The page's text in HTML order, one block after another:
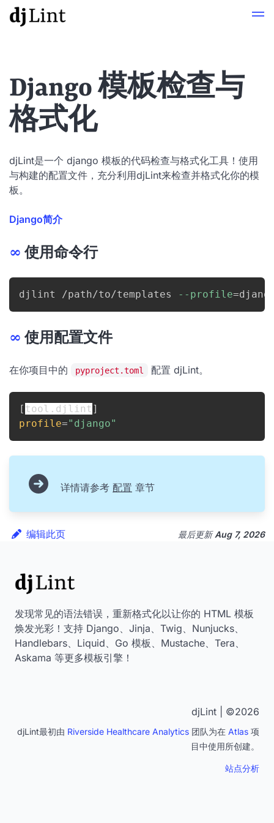
Django 模板检查与
格式化
djLint是一个 django 模板的代码检查与格式化工具！使用
与构建的配置文件，充分利用djLint来检查并格式化你的模
板。
Django简介
∞ 使用命令行
djlint /path/to/templates --profile=
∞ 使用配置文件
在你项目中的 pyproject.toml 配置 djLint。
[ tool.djlint ]
profile="django"
详情请参考 配置 章节
编辑此页 最后更新Aug 7, 2026
发现常见的语法错误，重新格式化以让你的 HTML 模板
焕发光彩！支持 Django、Jinja、Twig、Nunjucks、
Handlebars、Liquid、Go 模板、Mustache、Tera、
Askama 等更多模板引擎！
djLint | ©2026
djLint最初由 Riverside Healthcare Analytics 团队为在 Atlas 项
目中使用所创建。
站点分析